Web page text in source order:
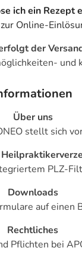
anwenden.
enthält Methyl-
auch
enthaltene
(z. B.
enthaltene
ebenfalls
darf
Kindern über 12
ich ein Rezept
Online-
der
und
Über uns
stellt sich
PLZ-
Downloads
auf einen
Rechtliches
Pflichten bei